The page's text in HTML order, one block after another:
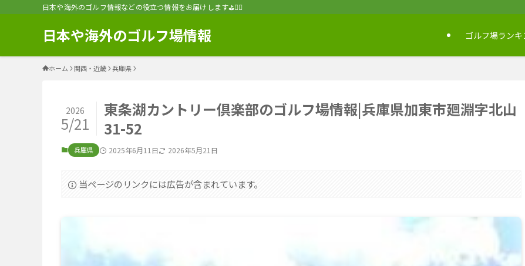
日本や海外のゴルフ情報などの役立つ情報をお届けします⛳️🏌️‍♂️
日本や海外のゴルフ場情報 ゴルフ場ラン
ホーム 関西・近畿 兵庫県
東条湖カントリー倶楽部のゴルフ場情報|兵庫県加東市廻淵字北山
31-52
2026
5/21
兵庫県 2025年6月11日 2026年5月21日
当ページのリンクには広告が含まれています。